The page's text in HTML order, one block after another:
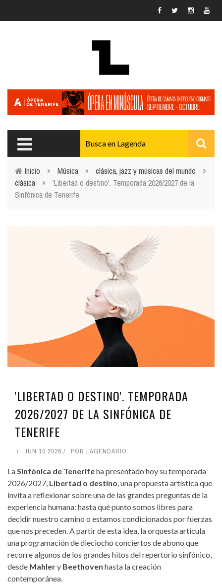
Usted está aquí
Inicio » Música » clásica, jazz y músicas del mundo
»
clásica
»
'Libertad o destino'. Temporada 2026/2027 de la
Sinfónica de Tenerife
'LIBERTAD O DESTINO'. TEMPORADA
2026/2027 DE LA SINFÓNICA DE
TENERIFE
JUN 10 2026 POR LAGENDARIO
LaSinfónica de Tenerifeha presentado hoy su temporada
2026/2027, Libertad o destino, una propuesta artística que
invita a reflexionar sobre una de las grandes preguntas de la
experiencia humana: hasta qué punto somos libres para
decidir nuestro camino o estamos condicionados por fuerzas
que nos preceden. A partir de esta idea, la orquesta articula
una programación de dieciocho conciertos de abono que
recorre algunos de los grandes hitos del repertorio sinfónico,
desde Mahlery Beethoven hasta la creación
contemporánea.